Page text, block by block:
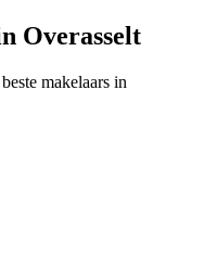
Overasselt
makelaars in